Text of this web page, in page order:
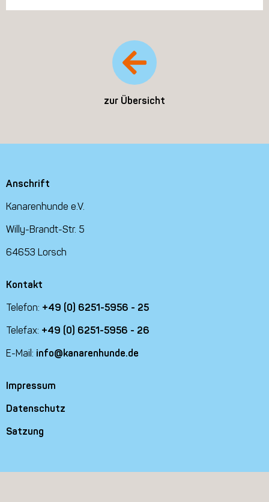
zur Übersicht
Anschrift
Kanarenhunde e.V.
Willy-Brandt-Str. 5
64653 Lorsch
Kontakt
Telefon: +49 (0) 6251-5956 - 25
Telefax: +49 (0) 6251-5956 - 26
E-Mail: info@kanarenhunde.de
Impressum
Datenschutz
Satzung